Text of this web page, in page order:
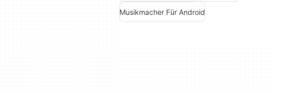
Musikmacher Für Android